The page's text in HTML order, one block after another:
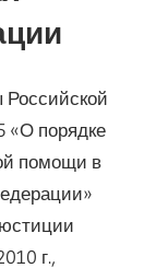
Российской
«О порядке
помощи в
г.,